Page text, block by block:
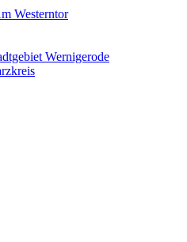
Westerntor
Wernigerode